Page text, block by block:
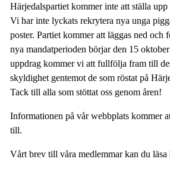
Härjedalspartiet kommer inte att ställa
Vi har inte lyckats rekrytera nya unga
poster. Partiet kommer att läggas ned och
nya mandatperioden börjar den 15
uppdrag kommer vi att fullfölja fram till
skyldighet gentemot de som röstat på
Tack till alla som stöttat oss genom åren!
Informationen på vår webbplats kommer
till.
Vårt brev till våra medlemmar kan du läsa